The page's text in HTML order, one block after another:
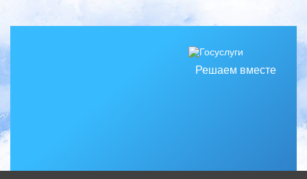
Решаем вместе